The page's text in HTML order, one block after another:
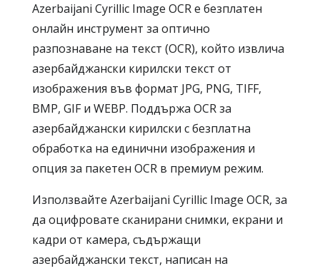
Azerbaijani Cyrillic Image OCR е безплатен
онлайн инструмент за оптично
разпознаване на текст (OCR), който извлича
азербайджански кирилски текст от
изображения във формат JPG, PNG, TIFF,
BMP, GIF и WEBP. Поддържа OCR за
азербайджански кирилски с безплатна
обработка на единични изображения и
опция за пакетен OCR в премиум режим.
Използвайте Azerbaijani Cyrillic Image OCR, за
да оцифровате сканирани снимки, екрани и
кадри от камера, съдържащи
азербайджански текст, написан на